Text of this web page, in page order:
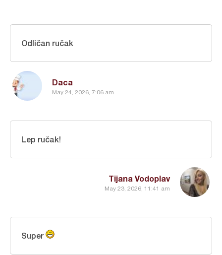
Daca
May 24, 2026, 7:06 am
Odličan ručak
Tijana Vodoplav
May 23, 2026, 11:41 am
Lep ručak!
Super